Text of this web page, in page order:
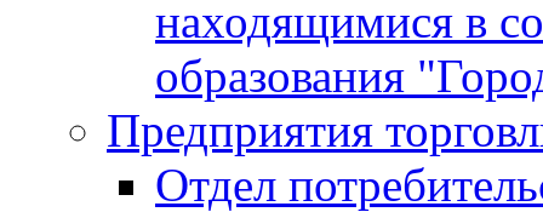
находящимися в
образования
Предприятия
Отдел